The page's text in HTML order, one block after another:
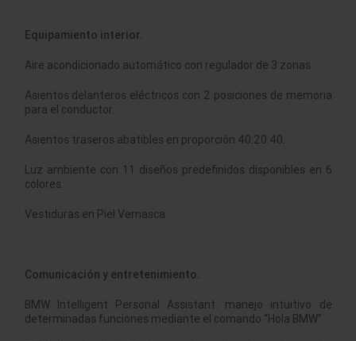
Equipamiento interior.
Aire acondicionado automático con regulador de 3 zonas.
Asientos delanteros eléctricos con 2 posiciones de memoria
para el conductor.
Asientos traseros abatibles en proporción 40:20:40.
Luz ambiente con 11 diseños predefinidos disponibles en 6
colores.
Vestiduras en Piel Vernasca
Comunicación y entretenimiento.
BMW Intelligent Personal Assistant: manejo intuitivo de
determinadas funciones mediante el comando “Hola BMW”.